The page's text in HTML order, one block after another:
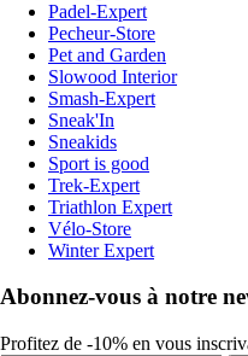
Padel-Expert
Pecheur-Store
Pet and Garden
Slowood Interior
Smash-Expert
Sneak'In
Sneakids
Sport is good
Trek-Expert
Triathlon Expert
Vélo-Store
Winter Expert
Abonnez-vous à notre
Profitez de -10% en vous